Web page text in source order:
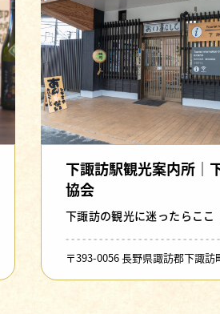
下諏訪駅観光案内所｜
協会
下諏訪の観光に迷ったらここ
〒393-0056 長野県諏訪郡下諏訪